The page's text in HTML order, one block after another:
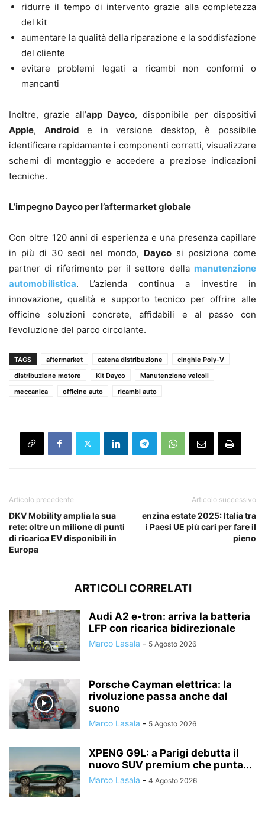
ridurre il tempo di intervento grazie alla completezza
del kit
aumentare la qualità della riparazione e la soddisfazione
del cliente
evitare problemi legati a ricambi non conformi o
mancanti
Inoltre, grazie all’app Dayco, disponibile per dispositivi
Apple, Android e in versione desktop, è possibile
identificare rapidamente i componenti corretti, visualizzare
schemi di montaggio e accedere a preziose indicazioni
tecniche.
L’impegno Dayco per l’aftermarket globale
Con oltre 120 anni di esperienza e una presenza capillare
in più di 30 sedi nel mondo, Dayco si posiziona come
partner di riferimento per il settore della manutenzione
automobilistica. L’azienda continua a investire in
innovazione, qualità e supporto tecnico per offrire alle
officine soluzioni concrete, affidabili e al passo con
l’evoluzione del parco circolante.
TAGS aftermarket catena distribuzione
cinghie Poly-V
distribuzione motore
Kit Dayco
Manutenzione veicoli
meccanica
officine auto ricambi auto
Articolo precedente
DKV Mobility amplia la sua
rete: oltre un milione di punti
di ricarica EV disponibili in
Europa
Articolo successivo
enzina estate 2025: Italia tra
i Paesi UE più cari per fare il
pieno
ARTICOLI CORRELATI
Audi A2 e-tron: arriva la batteria
LFP con ricarica bidirezionale
Marco Lasala - 5 Agosto 2026
Porsche Cayman elettrica: la
rivoluzione passa anche dal
suono
Marco Lasala - 5 Agosto 2026
XPENG G9L: a Parigi debutta il
nuovo SUV premium che punta...
Marco Lasala - 4 Agosto 2026